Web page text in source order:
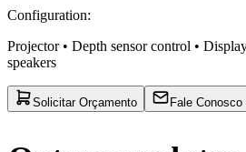
Configuration:
Projector • Depth sensor control •
speakers
Solicitar Orçamento Fale Conosco